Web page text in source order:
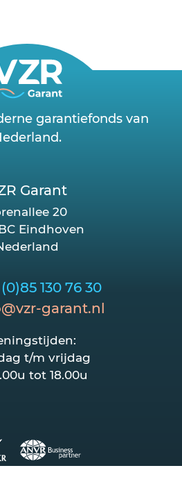
garantiefonds van
(0)85 130 76 30
garant.nl
t/m vrijdag
tot 18.00u
Garant
20
Eindhoven